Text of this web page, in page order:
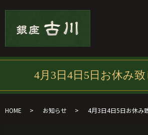
4月3日4日5日お休み致
HOME お知らせ 4月3日4日5日お休み